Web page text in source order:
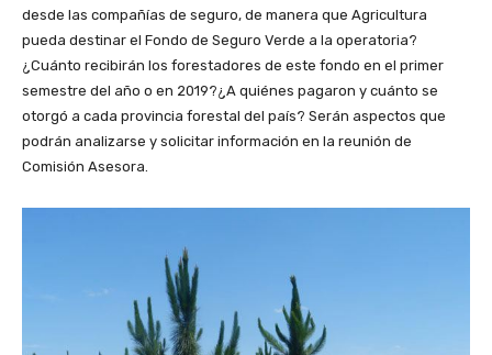
desde las compañías de seguro, de manera que Agricultura
pueda destinar el Fondo de Seguro Verde a la operatoria?
¿Cuánto recibirán los forestadores de este fondo en el primer
semestre del año o en 2019?¿A quiénes pagaron y cuánto se
otorgó a cada provincia forestal del país? Serán aspectos que
podrán analizarse y solicitar información en la reunión de
Comisión Asesora.